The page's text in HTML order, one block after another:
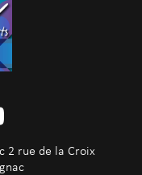
2 rue de la Croix